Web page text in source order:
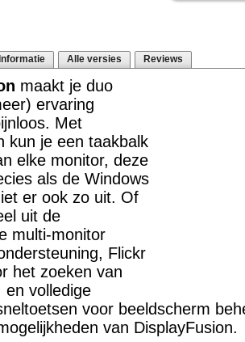
Informatie Alle versies Reviews
maakt je duo
ervaring
Met
kun je een taakbalk
elke monitor, deze
als de Windows
er ook zo uit. Of
uit de
multi-monitor
Flickr
het zoeken van
en volledige
voor beeldscherm
van DisplayFusion.